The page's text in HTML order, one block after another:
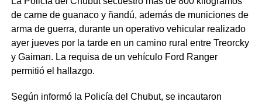
de carne de guanaco y ñandú, además de municiones de
arma de guerra, durante un operativo vehicular realizado
ayer jueves por la tarde en un camino rural entre Treorcky
y Gaiman. La requisa de un vehículo Ford Ranger
permitió el hallazgo.
Según informó la Policía del Chubut, se incautaron